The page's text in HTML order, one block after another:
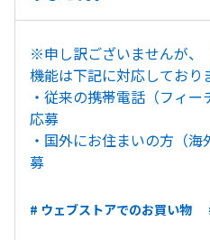
※申し訳ございませんが、
機能は下記に対応しており
・従来の携帯電話（フィ
応募
・国外にお住まいの方（
募
# ウェブストアでのお買い物